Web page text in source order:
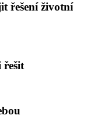
řešení životní
řešit